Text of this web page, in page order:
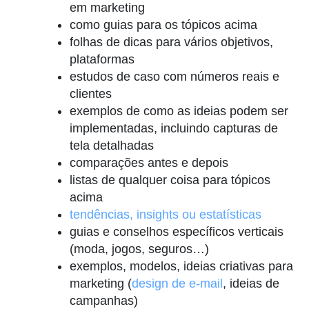
em marketing
como guias para os tópicos acima
folhas de dicas para vários objetivos,
plataformas
estudos de caso com números reais e
clientes
exemplos de como as ideias podem ser
implementadas, incluindo capturas de
tela detalhadas
comparações antes e depois
listas de qualquer coisa para tópicos
acima
tendências, insights ou estatísticas
guias e conselhos específicos verticais
(moda, jogos, seguros…)
exemplos, modelos, ideias criativas para
marketing (design de e-mail , ideias de
campanhas)